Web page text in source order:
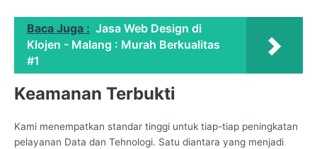
Baca Juga : Jasa Web Design di
Klojen - Malang : Murah Berkualitas
#1
Keamanan Terbukti
Kami menempatkan standar tinggi untuk tiap-tiap peningkatan
pelayanan Data dan Tehnologi. Satu diantara yang menjadi